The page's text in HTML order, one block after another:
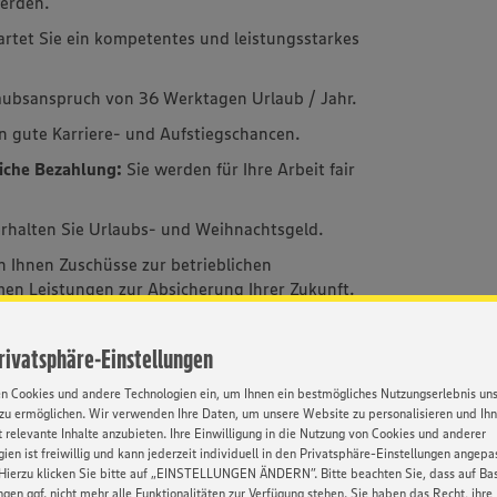
Einstellungen
Cookies und andere Technologien ein, um Ihnen ein bestmögliches Nutzungserlebnis
ermöglichen. Wir verwenden Ihre Daten, um unsere Website zu personalisieren und
relevante Inhalte anzubieten. Ihre Einwilligung in die Nutzung von Cookies und anderer
ist freiwillig und kann jederzeit individuell in den Privatsphäre-Einstellungen
klicken Sie bitte auf „EINSTELLUNGEN ÄNDERN”. Bitte beachten Sie, dass auf
ggf. nicht mehr alle Funktionalitäten zur Verfügung stehen. Sie haben das Recht, ihre
Sie ein kompetentes und leistungsstarkes
von 36 Werktagen Urlaub / Jahr.
gute Karriere- und Aufstiegschancen.
Bezahlung: Sie werden für Ihre Arbeit fair
Sie Urlaubs- und Weihnachtsgeld.
Ihnen Zuschüsse zur betrieblichen
Leistungen zur Absicherung Ihrer Zukunft.
Bike-Leasing.
in allen HERKULES SB-
sowie den Vertriebsschienen sport-treff und
Unternehmens.